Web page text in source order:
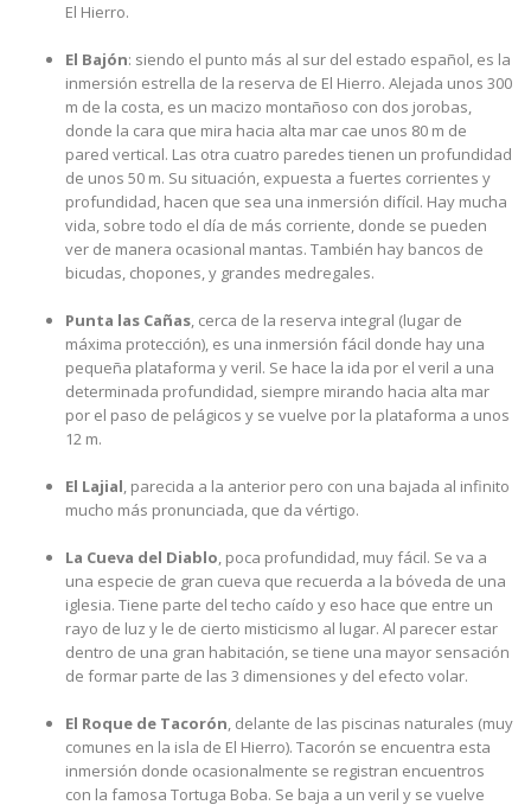
El Hierro.
El Bajón: siendo el punto más al sur del estado español, es la
inmersión estrella de la reserva de El Hierro. Alejada unos 300
m de la costa, es un macizo montañoso con dos jorobas,
donde la cara que mira hacia alta mar cae unos 80 m de
pared vertical. Las otra cuatro paredes tienen un profundidad
de unos 50 m. Su situación, expuesta a fuertes corrientes y
profundidad, hacen que sea una inmersión difícil. Hay mucha
vida, sobre todo el día de más corriente, donde se pueden
ver de manera ocasional mantas. También hay bancos de
bicudas, chopones, y grandes medregales.
Punta las Cañas, cerca de la reserva integral (lugar de
máxima protección), es una inmersión fácil donde hay una
pequeña plataforma y veril. Se hace la ida por el veril a una
determinada profundidad, siempre mirando hacia alta mar
por el paso de pelágicos y se vuelve por la plataforma a unos
12 m.
El Lajial, parecida a la anterior pero con una bajada al infinito
mucho más pronunciada, que da vértigo.
La Cueva del Diablo, poca profundidad, muy fácil. Se va a
una especie de gran cueva que recuerda a la bóveda de una
iglesia. Tiene parte del techo caído y eso hace que entre un
rayo de luz y le de cierto misticismo al lugar. Al parecer estar
dentro de una gran habitación, se tiene una mayor sensación
de formar parte de las 3 dimensiones y del efecto volar.
El Roque de Tacorón, delante de las piscinas naturales (muy
comunes en la isla de El Hierro). Tacorón se encuentra esta
inmersión donde ocasionalmente se registran encuentros
con la famosa Tortuga Boba. Se baja a un veril y se vuelve